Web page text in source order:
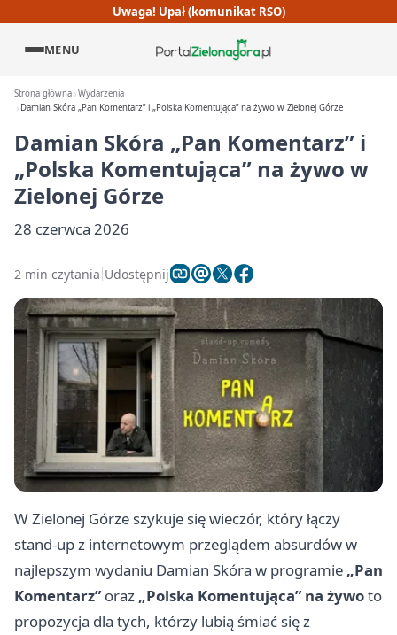
Uwaga! Upał (komunikat RSO)
MENU
Strona główna Wydarzenia
Damian Skóra „Pan Komentarz” i „Polska Komentująca” na żywo w Zielonej Górze
Damian Skóra „Pan Komentarz” i
„Polska Komentująca” na żywo w
Zielonej Górze
28 czerwca 2026
2 min czytania Udostępnij
W Zielonej Górze szykuje się wieczór, który łączy
stand-up z internetowym przeglądem absurdów w
najlepszym wydaniu Damian Skóra w programie „Pan
Komentarz”oraz „Polska Komentująca” na żywoto
propozycja dla tych, którzy lubią śmiać się z